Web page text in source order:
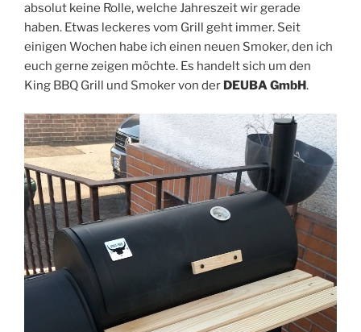
absolut keine Rolle, welche Jahreszeit wir gerade
haben. Etwas leckeres vom Grill geht immer. Seit
einigen Wochen habe ich einen neuen Smoker, den ich
euch gerne zeigen möchte. Es handelt sich um den
King BBQ Grill und Smoker von der DEUBA GmbH.